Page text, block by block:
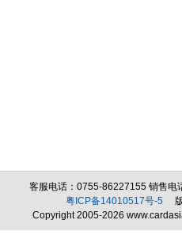
客服电话：0755-86227155 销售
粤ICP备14010517号-5 版
Copyright 2005-2026